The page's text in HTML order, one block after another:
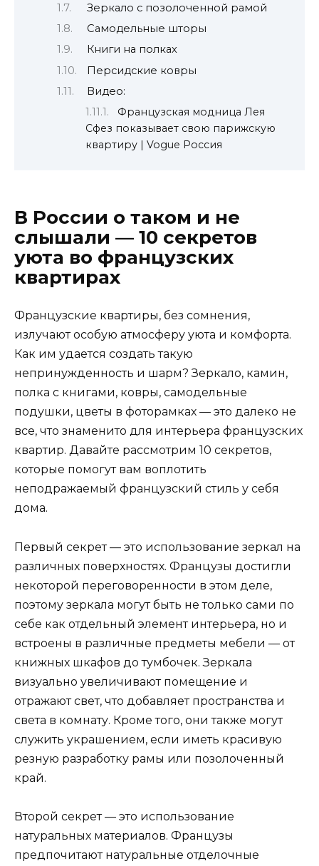
Зеркало с позолоченной рамой
Самодельные шторы
Книги на полках
Персидские ковры
Видео:
Французская модница Лея
Сфез показывает свою парижскую
квартиру | Vogue Россия
В России о таком и не
слышали — 10 секретов
уюта во французских
квартирах
Французские квартиры, без сомнения,
излучают особую атмосферу уюта и комфорта.
Как им удается создать такую
непринужденность и шарм? Зеркало, камин,
полка с книгами, ковры, самодельные
подушки, цветы в фоторамках — это далеко не
все, что знаменито для интерьера французских
квартир. Давайте рассмотрим 10 секретов,
которые помогут вам воплотить
неподражаемый французский стиль у себя
дома.
Первый секрет — это использование зеркал на
различных поверхностях. Французы достигли
некоторой переговоренности в этом деле,
поэтому зеркала могут быть не только сами по
себе как отдельный элемент интерьера, но и
встроены в различные предметы мебели — от
книжных шкафов до тумбочек. Зеркала
визуально увеличивают помещение и
отражают свет, что добавляет пространства и
света в комнату. Кроме того, они также могут
служить украшением, если иметь красивую
резную разработку рамы или позолоченный
край.
Второй секрет — это использование
натуральных материалов. Французы
предпочитают натуральные отделочные